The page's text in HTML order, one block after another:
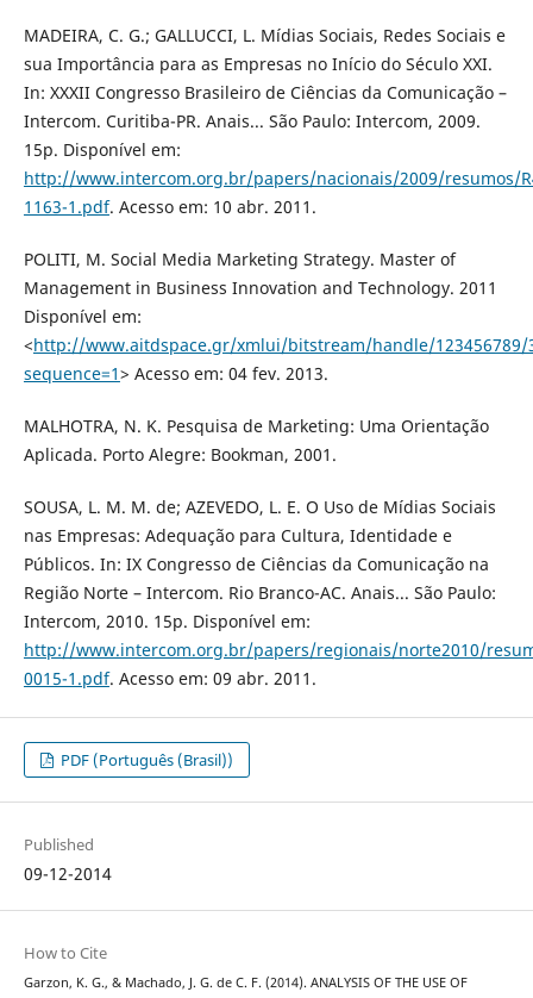
MADEIRA, C. G.; GALLUCCI, L. Mídias Sociais, Redes Sociais e
sua Importância para as Empresas no Início do Século XXI.
In: XXXII Congresso Brasileiro de Ciências da Comunicação –
Intercom. Curitiba-PR. Anais... São Paulo: Intercom, 2009.
15p. Disponível em:
http://www.intercom.org.br/papers/nacionais/2009/resumos/
1163-1.pdf. Acesso em: 10 abr. 2011.
POLITI, M. Social Media Marketing Strategy. Master of
Management in Business Innovation and Technology. 2011
Disponível em:
<http://www.aitdspace.gr/xmlui/bitstream/handle/123456789/
sequence=1> Acesso em: 04 fev. 2013.
MALHOTRA, N. K. Pesquisa de Marketing: Uma Orientação
Aplicada. Porto Alegre: Bookman, 2001.
SOUSA, L. M. M. de; AZEVEDO, L. E. O Uso de Mídias Sociais
nas Empresas: Adequação para Cultura, Identidade e
Públicos. In: IX Congresso de Ciências da Comunicação na
Região Norte – Intercom. Rio Branco-AC. Anais... São Paulo:
Intercom, 2010. 15p. Disponível em:
http://www.intercom.org.br/papers/regionais/norte2010/
0015-1.pdf. Acesso em: 09 abr. 2011.
PDF (Português (Brasil))
Published
09-12-2014
How to Cite
Garzon, K. G., & Machado, J. G. de C. F. (2014). ANALYSIS OF THE USE OF